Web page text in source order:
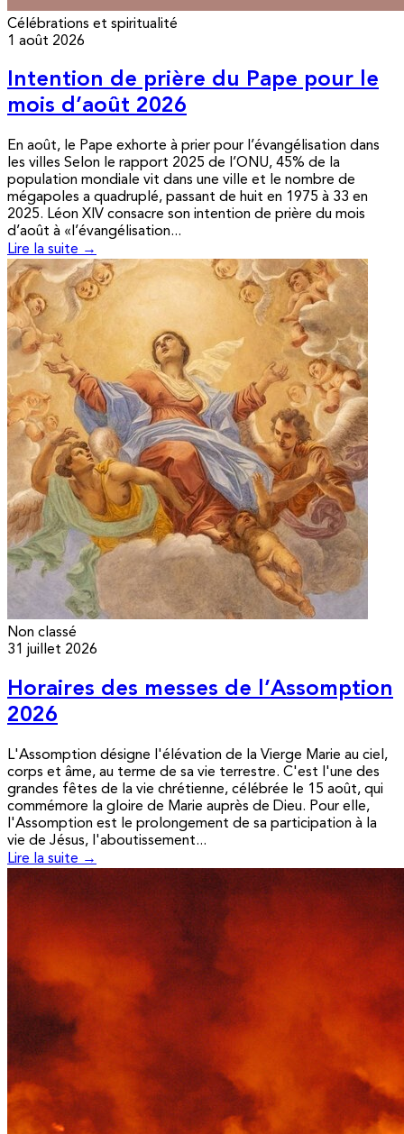
Célébrations et spiritualité
1 août 2026
Intention de prière du Pape pour le
mois d’août 2026
En août, le Pape exhorte à prier pour l’évangélisation dans
les villes Selon le rapport 2025 de l’ONU, 45% de la
population mondiale vit dans une ville et le nombre de
mégapoles a quadruplé, passant de huit en 1975 à 33 en
2025. Léon XIV consacre son intention de prière du mois
d’août à «l’évangélisation...
Lire la suite →
Non classé
31 juillet 2026
Horaires des messes de l’Assomption
2026
L'Assomption désigne l'élévation de la Vierge Marie au ciel,
corps et âme, au terme de sa vie terrestre. C'est l'une des
grandes fêtes de la vie chrétienne, célébrée le 15 août, qui
commémore la gloire de Marie auprès de Dieu. Pour elle,
l'Assomption est le prolongement de sa participation à la
vie de Jésus, l'aboutissement...
Lire la suite →